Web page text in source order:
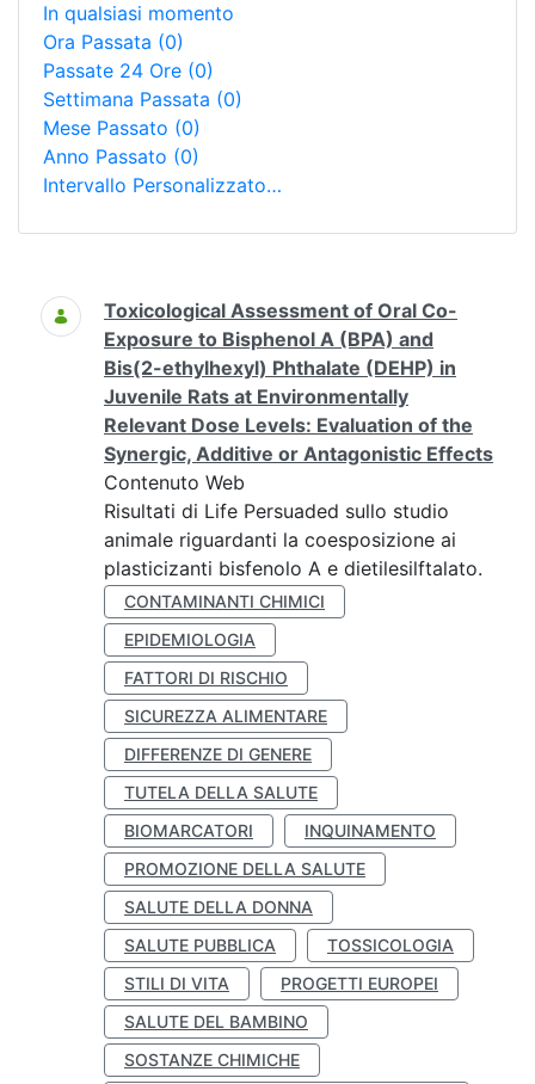
In qualsiasi momento
Ora Passata (0)
Passate 24 Ore (0)
Settimana Passata (0)
Mese Passato (0)
Anno Passato (0)
Intervallo Personalizzato…
Ricerca
Toxicological Assessment of Oral Co-
Exposure to Bisphenol A (BPA) and
Bis(2-ethylhexyl) Phthalate (DEHP) in
Juvenile Rats at Environmentally
Relevant Dose Levels: Evaluation of the
Synergic, Additive or Antagonistic Effects
Contenuto Web
Risultati di Life Persuaded sullo studio
animale riguardanti la coesposizione ai
plasticizanti bisfenolo A e dietilesilftalato.
CONTAMINANTI CHIMICI
EPIDEMIOLOGIA
FATTORI DI RISCHIO
SICUREZZA ALIMENTARE
DIFFERENZE DI GENERE
TUTELA DELLA SALUTE
BIOMARCATORI
INQUINAMENTO
PROMOZIONE DELLA SALUTE
SALUTE DELLA DONNA
SALUTE PUBBLICA
TOSSICOLOGIA
STILI DI VITA
PROGETTI EUROPEI
SALUTE DEL BAMBINO
SOSTANZE CHIMICHE